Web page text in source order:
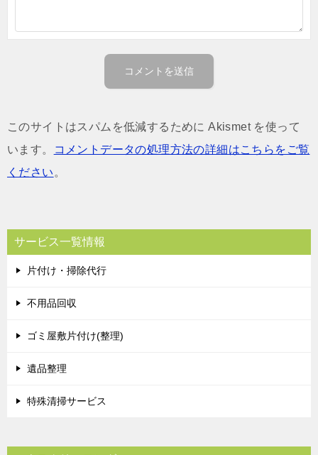
このサイトはスパムを低減するために Akismet を使って
います。
コメントデータの処理方法の詳細はこちらをご覧
ください 。
サービス一覧情報
片付け・掃除代行
不用品回収
ゴミ屋敷片付け(整理)
遺品整理
特殊清掃サービス